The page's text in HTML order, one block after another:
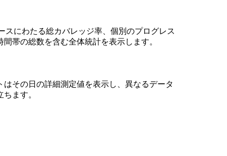
スにわたる総カバレッジ率、個別のプログレス
帯の総数を含む全体統計を表示します。
その日の詳細測定値を表示し、異なるデータ
ます。